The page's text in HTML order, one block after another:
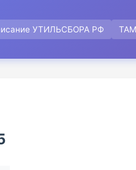
УТИЛЬСБОРА РФ